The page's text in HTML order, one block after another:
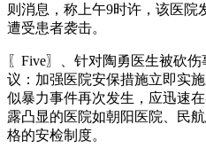
则消息，称上午9时许，该医院
遭受患者袭击。
〖Five〗、针对陶勇医生被砍
议：加强医院安保措施立即实
似暴力事件再次发生，应迅速
露凸显的医院如朝阳医院、民
格的安检制度。